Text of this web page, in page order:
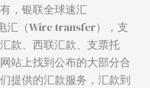
，银联全球速汇
汇（Wire transfer），支
款、西联汇款、支票托
站上找到公布的大部分合
提供的汇款服务，汇款到